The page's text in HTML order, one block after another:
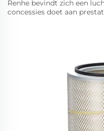
Renhe bevindt zich een
concessies doet aan